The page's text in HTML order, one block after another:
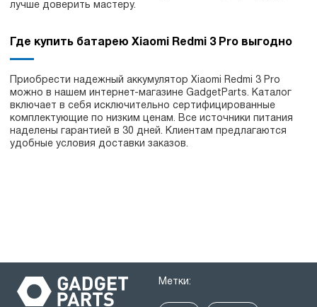
лучше доверить мастеру.
Где купить батарею Xiaomi Redmi 3 Pro выгодно
Приобрести надежный аккумулятор Xiaomi Redmi 3 Pro
можно в нашем интернет-магазине GadgetParts. Каталог
включает в себя исключительно сертифицированные
комплектующие по низким ценам. Все источники питания
наделены гарантией в 30 дней. Клиентам предлагаются
удобные условия доставки заказов.
Метки: